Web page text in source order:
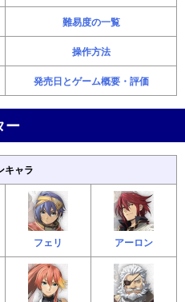
難易度の一覧
操作方法
発売日とゲーム概要・評価
ー
キャラ
フェリ アーロン